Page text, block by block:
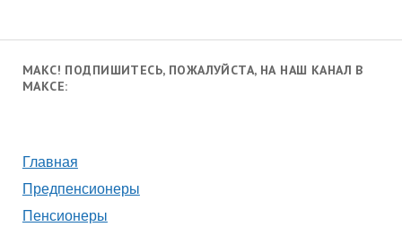
МАКС! ПОДПИШИТЕСЬ, ПОЖАЛУЙСТА, НА НАШ КАНАЛ В
МАКСЕ:
Главная
Предпенсионеры
Пенсионеры